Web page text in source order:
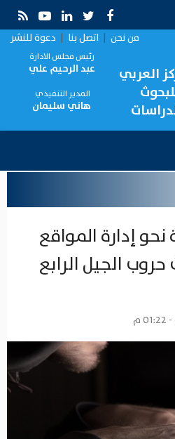
من نحن | اتصل بنا | دعوة للنشر
العربي
رئيس مجلس الادارة
عبد الرحيم علي
المدير التنفيذي
هاني سليمان
نحو إدارة المواقع
حروب الجيل الرابع